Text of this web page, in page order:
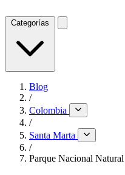
Categorías
Blog
/
Colombia
/
Santa Marta
/
Parque Nacional